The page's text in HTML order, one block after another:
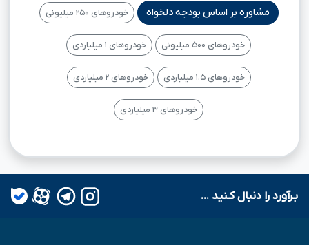
مشاوره بر اساس بودجه دلخواه خودروهای ۲۵۰ میلیونی
خودروهای ۵۰۰ میلیونی خودروهای ۱ میلیاردی
خودروهای ۱.۵ میلیاردی خودروهای ۲ میلیاردی
خودروهای ۳ میلیاردی
بـرآورد را دنبال کـنید ...